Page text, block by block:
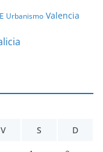
Urbanismo Valencia
V S D